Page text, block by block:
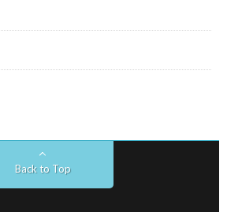
Back to Top